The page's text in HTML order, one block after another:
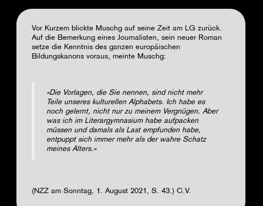
Vor Kurzem blickte Muschg auf seine Zeit am LG zurück.
Auf die Bemerkung eines Journalisten, sein neuer Roman
setze die Kenntnis des ganzen europäischen
Bildungskanons voraus, meinte Muschg:
«Die Vorlagen, die Sie nennen, sind nicht mehr
Teile unseres kulturellen Alphabets. Ich habe es
noch gelernt, nicht nur zu meinem Vergnügen. Aber
was ich im Literargymnasium habe aufpacken
müssen und damals als Last empfunden habe,
entpuppt sich immer mehr als der wahre Schatz
meines Alters.»
(NZZ am Sonntag, 1. August 2021, S. 43.) C.V.